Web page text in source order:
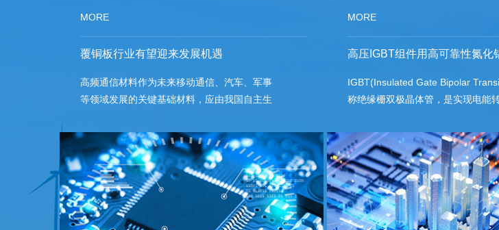
MORE
覆铜板行业有望迎来发展机遇
高频通信材料作为未来移动通信、汽车、军事
等领域发展的关键基础材料，应由我国自主生
提。但是，与美国和日本公司相比，国内高频
通信材料仍处于相对落后的状态。目前，在高
频覆铜板领域，实现产品批量销售的国内企业
屈···
MORE
IGBT(Insulated Gate Bipolar
称绝缘栅双极晶体管，是实现电能
大、驱动功率低、开关速度快、工
饱和电压低、安全工作区大、耐高
···